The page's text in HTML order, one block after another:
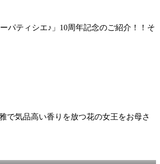
ティシエ♪」10周年記念のご紹介！！そ
気品高い香りを放つ花の女王をお母さ